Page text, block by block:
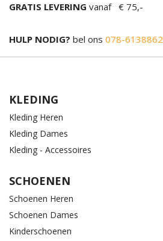
GRATIS LEVERING vanaf € 75,-
HULP NODIG? bel ons 078-6138862
KLEDING
Kleding Heren
Kleding Dames
Kleding - Accessoires
SCHOENEN
Schoenen Heren
Schoenen Dames
Kinderschoenen